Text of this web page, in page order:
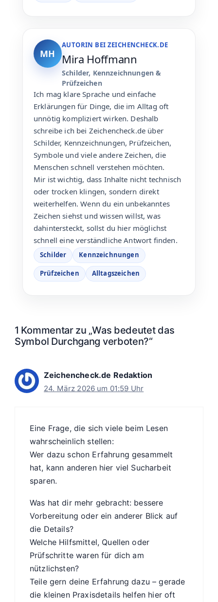
MH
AUTORIN BEI ZEICHENCHECK.DE
Mira Hoffmann
Schilder, Kennzeichnungen &
Prüfzeichen
Ich mag klare Sprache und einfache
Erklärungen für Dinge, die im Alltag oft
unnötig kompliziert wirken. Deshalb
schreibe ich bei Zeichencheck.de über
Schilder, Kennzeichnungen, Prüfzeichen,
Symbole und viele andere Zeichen, die
Menschen schnell verstehen möchten.
Mir ist wichtig, dass Inhalte nicht technisch
oder trocken klingen, sondern direkt
weiterhelfen. Wenn du ein unbekanntes
Zeichen siehst und wissen willst, was
dahintersteckt, sollst du hier möglichst
schnell eine verständliche Antwort finden.
Schilder Kennzeichnungen
Prüfzeichen Alltagszeichen
1 Kommentar zu „Was bedeutet das
Symbol Durchgang verboten?“
Zeichencheck.de Redaktion
24. März 2026 um 01:59 Uhr
Eine Frage, die sich viele beim Lesen
wahrscheinlich stellen:
Wer dazu schon Erfahrung gesammelt
hat, kann anderen hier viel Sucharbeit
sparen.
Was hat dir mehr gebracht: bessere
Vorbereitung oder ein anderer Blick auf
die Details?
Welche Hilfsmittel, Quellen oder
Prüfschritte waren für dich am
nützlichsten?
Teile gern deine Erfahrung dazu – gerade
die kleinen Praxisdetails helfen hier oft